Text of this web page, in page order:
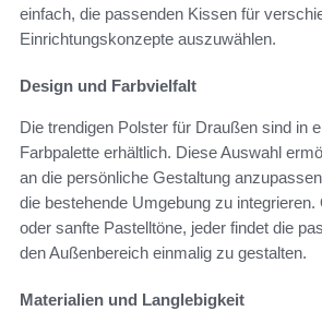
einfach, die passenden Kissen für
Einrichtungskonzepte auszuwählen.
Design und Farbvielfalt
Die trendigen Polster für Draußen sind in
Farbpalette erhältlich. Diese Auswahl
an die persönliche Gestaltung
die bestehende Umgebung zu integrieren.
oder sanfte Pastelltöne, jeder findet die
den Außenbereich einmalig zu gestalten.
Materialien und Langlebigkeit